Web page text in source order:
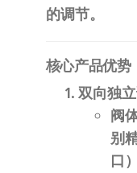
的调节。
​核心产品优势​
双向独
阀
别
口）​